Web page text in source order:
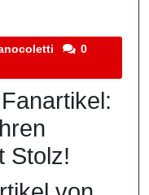
stefanocoletti
0
Stolz!